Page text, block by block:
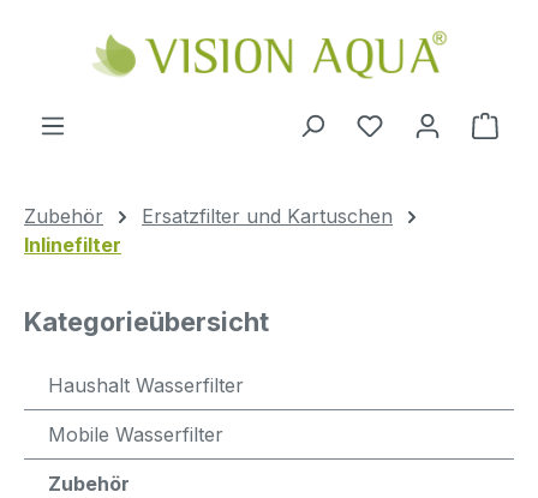
Zum Hauptinhalt springen
Zubehör
Ersatzfilter und Kartuschen
Inlinefilter
Kategorieübersicht
Haushalt Wasserfilter
Mobile Wasserfilter
Zubehör